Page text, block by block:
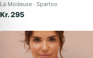
La Modeuse Spartoo
Kr. 295